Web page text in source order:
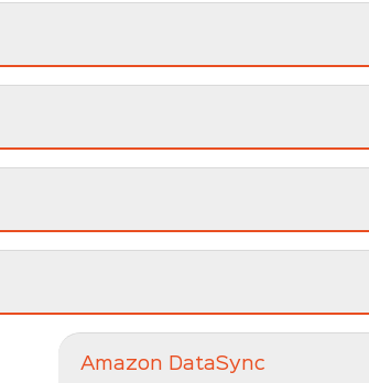
Amazon DataSync